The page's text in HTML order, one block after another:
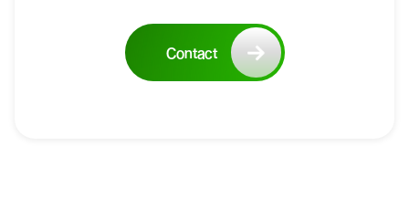
Contact